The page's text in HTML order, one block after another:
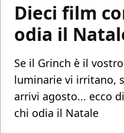
Dieci film
odia il
Se il Grinch è il
luminarie vi irritano,
arrivi agosto... ecco
chi odia il Natale